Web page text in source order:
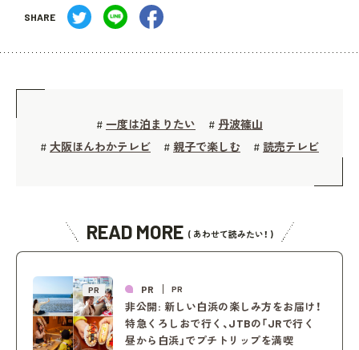
SHARE
# 一度は泊まりたい # 丹波篠山
# 大阪ほんわかテレビ # 親子で楽しむ # 読売テレビ
READ MORE ( あわせて読みたい！ )
PR PR PR
非公開: 新しい白浜の楽しみ方をお届け！
特急くろしおで行く、JTBの「JRで行く
昼から白浜」でプチトリップを満喫